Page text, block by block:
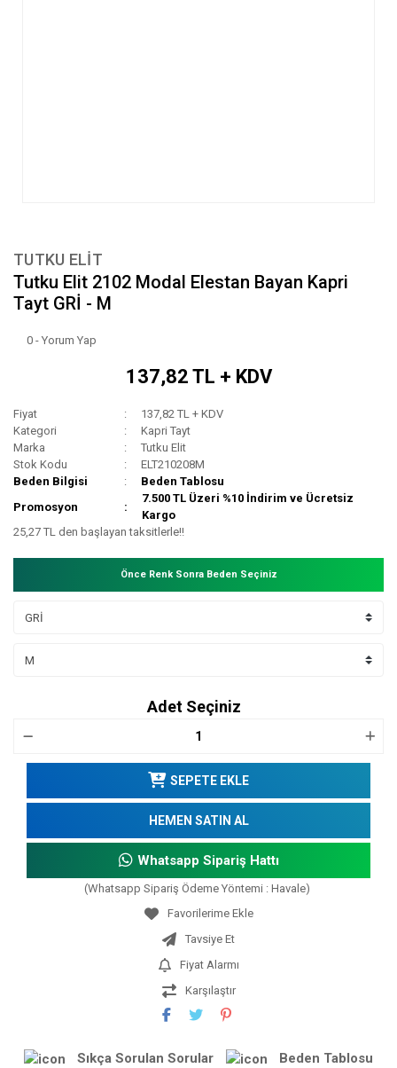
TUTKU ELIT
Tutku Elit 2102 Modal Elestan Bayan Kapri
Tayt GRİ - M
0 - Yorum Yap
137,82 TL + KDV
Fiyat
137,82 TL + KDV
Kategori
Kapri Tayt
Marka
Tutku Elit
Stok Kodu
ELT210208M
Beden Bilgisi
Beden Tablosu
Promosyon
7.500 TL Üzeri %10 İndirim ve Ücretsiz
Kargo
25,27 TL den başlayan taksitlerle!!
Önce Renk Sonra Beden Seçiniz
Adet Seçiniz
SEPETE EKLE
HEMEN SATIN AL
Whatsapp Sipariş Hattı
(Whatsapp Sipariş Ödeme Yöntemi : Havale)
Tavsiye Et
Fiyat Alarmı
Karşılaştır
Sıkça Sorulan Sorular Beden Tablosu